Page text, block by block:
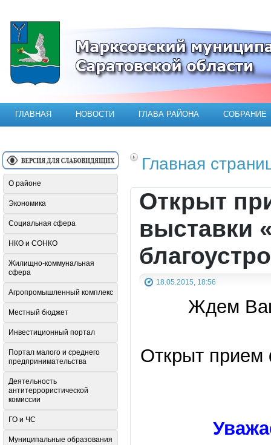
Официальный сайт Марксовского
ГЛАВНАЯ НОВОСТИ ГЛАВА РАЙОНА СОБРАНИЕ
Главная
Открыт
выставки
18.05.2015, 18:56
Ждем
Открыт прием
О районе
Экономика
Социальная сфера
НКО и СОНКО
Жилищно-коммунальная
сфера
Агропромышленный комплекс
Местный бюджет
Инвестиционный портал
Портал малого и среднего
предпринимательства
Деятельность
антитеррористической
комиссии
ГО и ЧС
Муниципальные образования